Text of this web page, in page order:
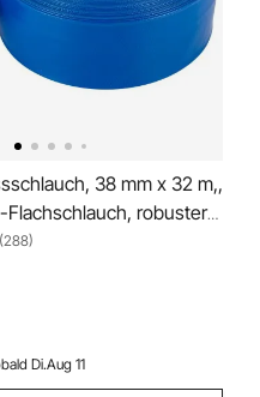
38 mm x 32 m,,
Flachschlauch, robuster
mit Klemmen,
ideal für
Wassertransfer, blau
(288)
Di.Aug 11